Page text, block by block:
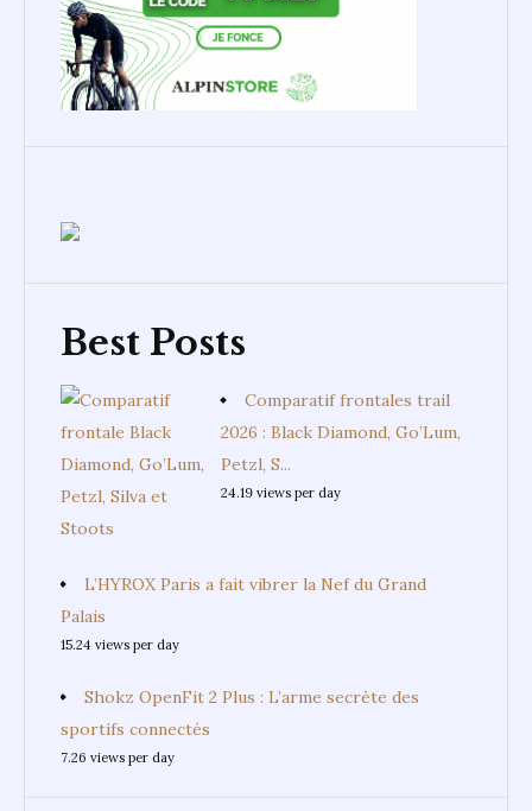
Best Posts
Comparatif frontales trail
2026 : Black Diamond, Go’Lum,
Petzl, S...
24.19 views per day
L’HYROX Paris a fait vibrer la Nef du Grand
Palais
15.24 views per day
Shokz OpenFit 2 Plus : L’arme secrète des
sportifs connectés
7.26 views per day